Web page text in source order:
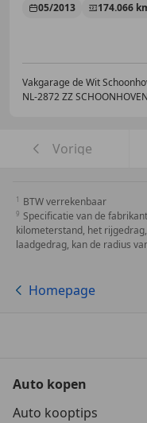
05/2013 174.066
Vakgarage de Wit
NL-2872 ZZ SCHOONHOVEN
Vorige
BTW verrekenbaar
Specificatie van de
kilometerstand, het
laadgedrag, kan de radius
Homepage
Auto kopen
Auto kooptips